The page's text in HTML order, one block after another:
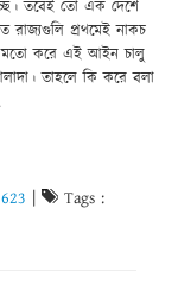
তবেই তো এক দেশে
রাজ্যগুলি প্রথমেই নাকচ
মতো করে এই আইন চালু
তাহলে কি করে বলা
623 Tags :